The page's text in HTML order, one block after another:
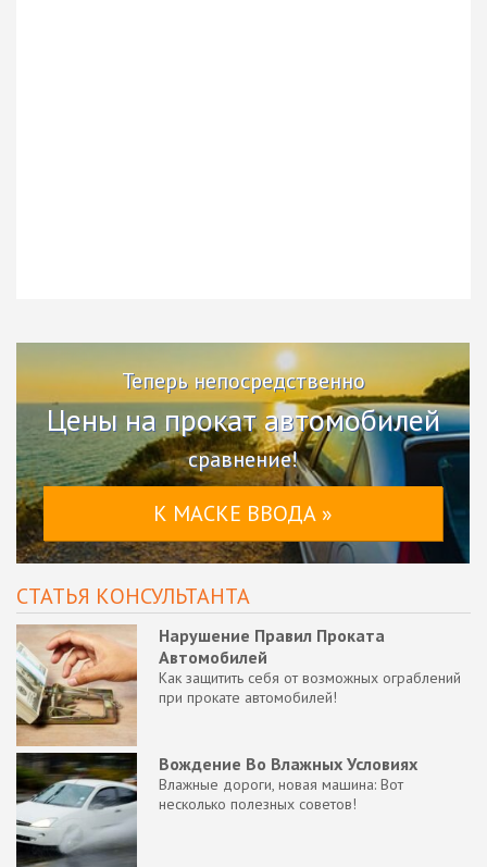
Теперь непосредственно
Цены на прокат автомобилей
сравнение!
К МАСКЕ ВВОДА »
СТАТЬЯ КОНСУЛЬТАНТА
Нарушение Правил Проката
Автомобилей
Как защитить себя от возможных ограблений
при прокате автомобилей!
Вождение Во Влажных Условиях
Влажные дороги, новая машина: Вот
несколько полезных советов!